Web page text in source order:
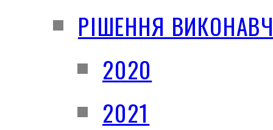
РІШЕННЯ
2020
2021